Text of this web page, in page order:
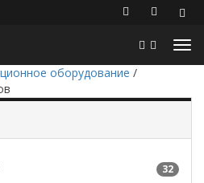
оборудование /
32